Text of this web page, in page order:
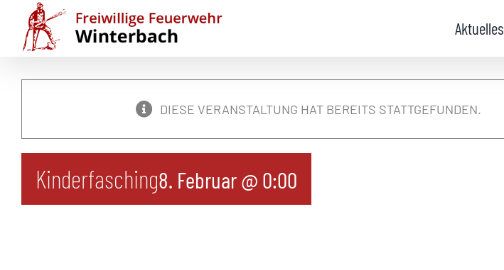
Inhalt
springen
Aktuelles
DIESE VERANSTALTUNG HAT BEREITS STATTGEFUNDEN.
Kinderfasching8. Februar @ 0:00